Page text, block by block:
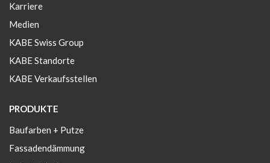
Karriere
Medien
KABE Swiss Group
KABE Standorte
KABE Verkaufsstellen
PRODUKTE
Baufarben + Putze
Fassadendämmung